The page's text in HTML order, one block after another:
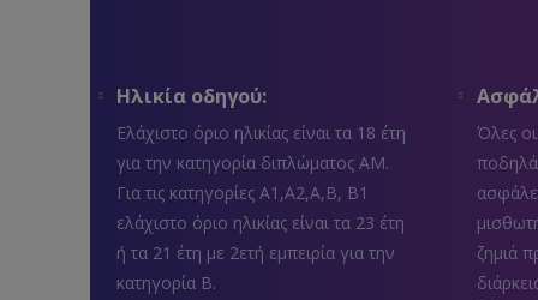
Ηλικία οδηγού:
Ελάχιστο όριο ηλικίας είναι τα 18 έτη
για την κατηγορία διπλώματος ΑΜ.
Για τις κατηγορίες Α1,Α2,Α,Β, Β1
ελάχιστο όριο ηλικίας είναι τα 23 έτη
ή τα 21 έτη με 2ετή εμπειρία για την
κατηγορία Β.
Όλες
ζημιά